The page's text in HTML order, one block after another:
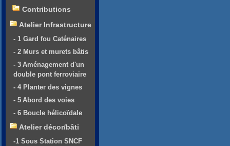
Contributions
Atelier Infrastructure
- 1 Gard fou Caténaires
- 2 Murs et murets bâtis
- 3 Aménagement d'un
double pont ferroviaire
- 4 Planter des vignes
- 5 Abord des voies
- 6 Boucle hélicoïdale
Atelier décor/bâti
-1 Sous Station SNCF